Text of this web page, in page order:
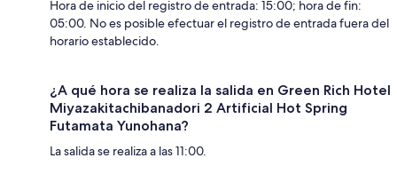
Hora de inicio del registro de entrada: 15:00; hora de fin:
05:00. No es posible efectuar el registro de entrada fuera del
horario establecido.
¿A qué hora se realiza la salida en Green Rich Hotel
Miyazakitachibanadori 2 Artificial Hot Spring
Futamata Yunohana?
La salida se realiza a las 11:00.